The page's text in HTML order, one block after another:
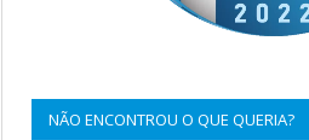
NÃO ENCONTROU O QUE QUERIA?